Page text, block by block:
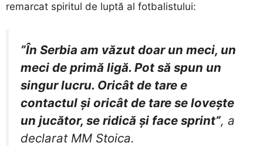
remarcat spiritul de luptă al fotbalistului:
”În Serbia am văzut doar un meci, un
meci de primă ligă. Pot să spun un
singur lucru. Oricât de tare e
contactul și oricât de tare se lovește
un jucător, se ridică și face sprint”, a
declarat MM Stoica.